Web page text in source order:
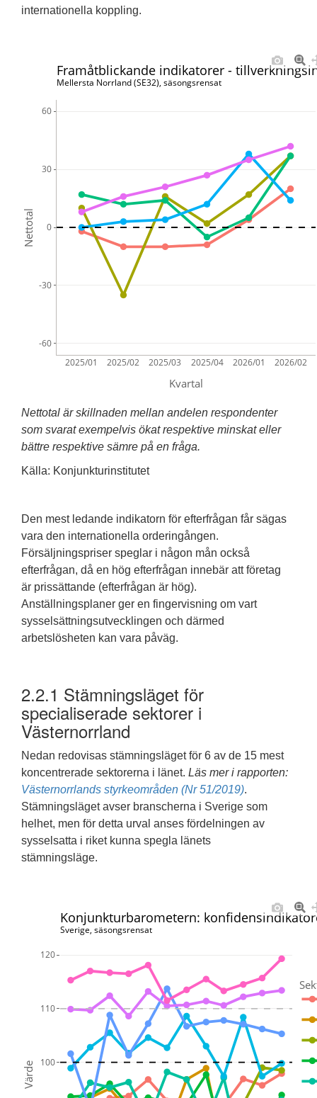
internationella koppling.
2025/01 2025/02 2025/03 2025/04 2026/01 2026/02
-60
-30
0
30
60
Framåtblickande indikatorer -
Mellersta Norrland (SE32), säsongsrensat
Kvartal
Nettotal
Nettotal är skillnaden mellan andelen respondenter
som svarat exempelvis ökat respektive minskat eller
bättre respektive sämre på en fråga.
Källa: Konjunkturinstitutet
Den mest ledande indikatorn för efterfrågan får sägas
vara den internationella orderingången.
Försäljningspriser speglar i någon mån också
efterfrågan, då en hög efterfrågan innebär att företag
är prissättande (efterfrågan är hög).
Anställningsplaner ger en fingervisning om vart
sysselsättningsutvecklingen och därmed
arbetslösheten kan vara påväg.
2.2.1 Stämningsläget för
specialiserade sektorer i
Västernorrland
Nedan redovisas stämningsläget för 6 av de 15 mest
koncentrerade sektorerna i länet. Läs mer i rapporten:
Västernorrlands styrkeområden (Nr 51/2019).
Stämningsläget avser branscherna i Sverige som
helhet, men för detta urval anses fördelningen av
sysselsatta i riket kunna spegla länets
stämningsläge.
100
110
120
Konjunkturbarometern:
Sverige, säsongsrensat
Värde